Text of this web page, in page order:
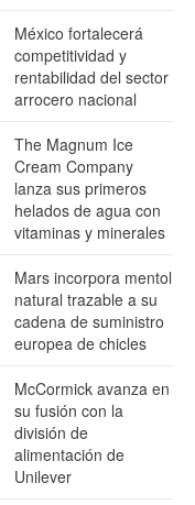
México fortalecerá
competitividad y
rentabilidad del sector
arrocero nacional
The Magnum Ice
Cream Company
lanza sus primeros
helados de agua con
vitaminas y minerales
Mars incorpora mentol
natural trazable a su
cadena de suministro
europea de chicles
McCormick avanza en
su fusión con la
división de
alimentación de
Unilever